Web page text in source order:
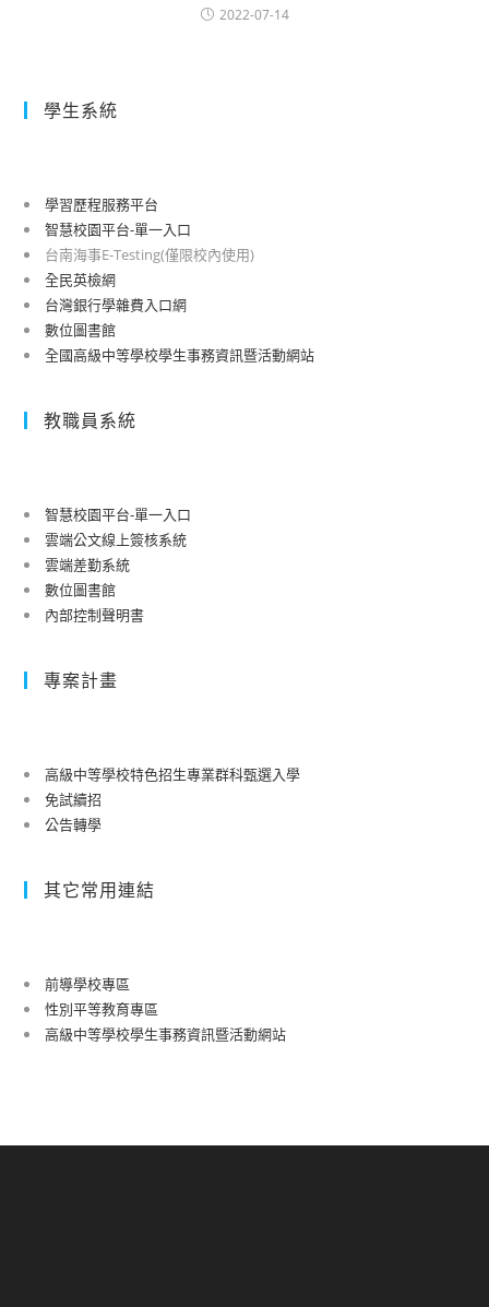
2022-07-14
學生系統
學習歷程服務平台
智慧校園平台-單一入口
台南海事E-Testing(僅限校內使用)
全民英檢網
台灣銀行學雜費入口網
數位圖書館
全國高級中等學校學生事務資訊暨活動網站
教職員系統
智慧校園平台-單一入口
雲端公文線上簽核系統
雲端差勤系統
數位圖書館
內部控制聲明書
專案計畫
高級中等學校特色招生專業群科甄選入學
免試續招
公告轉學
其它常用連結
前導學校專區
性別平等教育專區
高級中等學校學生事務資訊暨活動網站